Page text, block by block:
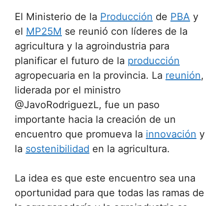
El Ministerio de la Producción de PBA y
el MP25M se reunió con líderes de la
agricultura y la agroindustria para
planificar el futuro de la producción
agropecuaria en la provincia. La reunión,
liderada por el ministro
@JavoRodriguezL, fue un paso
importante hacia la creación de un
encuentro que promueva la innovación y
la sostenibilidad en la agricultura.
La idea es que este encuentro sea una
oportunidad para que todas las ramas de